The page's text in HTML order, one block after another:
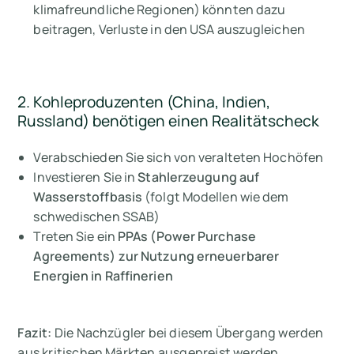
klimafreundliche Regionen) könnten dazu
beitragen, Verluste in den USA auszugleichen
2. Kohleproduzenten (China, Indien,
Russland) benötigen einen Realitätscheck
Verabschieden Sie sich von veralteten Hochöfen
Investieren Sie inStahlerzeugung auf
Wasserstoffbasis (folgt Modellen wie dem
schwedischen SSAB)
Treten Sie ein PPAs (Power Purchase
Agreements) zur Nutzung erneuerbarer
Energien in Raffinerien
Fazit: Die Nachzügler bei diesem Übergang werden